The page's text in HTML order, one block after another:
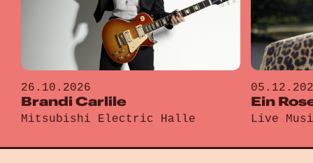
26.10.2026
Brandi Carlile
Mitsubishi Electric Halle
Ein
Live